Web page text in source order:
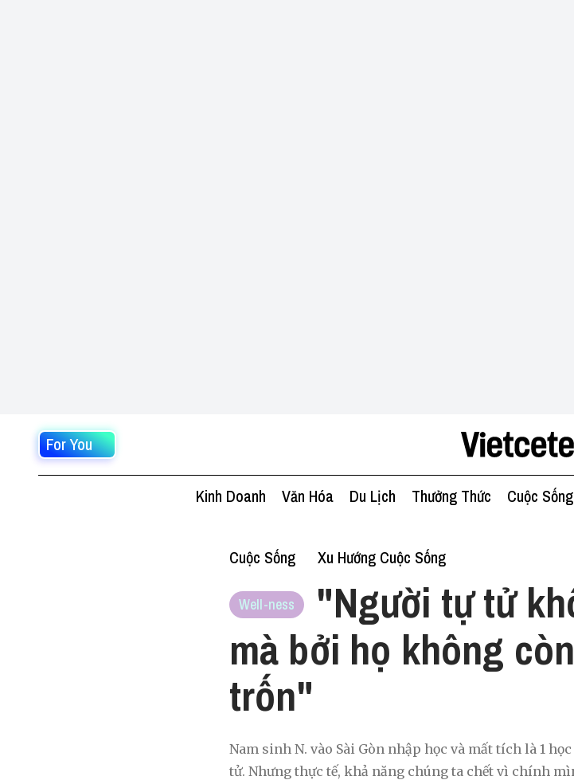
For You
Kinh Doanh Văn Hóa Du Lịch Thưởng Thức Cuộc Sống
Cuộc Sống Xu Hướng Cuộc Sống
Well-ness
"Người tự tử
mà bởi họ không
trốn"
Nam sinh N. vào Sài Gòn nhập học và mất tích là 1
tử. Nhưng thực tế, khả năng chúng ta chết vì chính